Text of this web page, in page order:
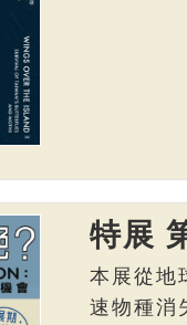
特展
本展從地
速物種消